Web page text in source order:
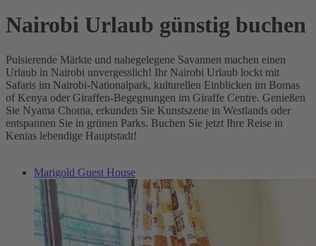
Nairobi Urlaub günstig buchen
Pulsierende Märkte und nahegelegene Savannen machen einen
Urlaub in Nairobi unvergesslich! Ihr Nairobi Urlaub lockt mit
Safaris im Nairobi-Nationalpark, kulturellen Einblicken im Bomas
of Kenya oder Giraffen-Begegnungen im Giraffe Centre. Genießen
Sie Nyama Choma, erkunden Sie Kunstszene in Westlands oder
entspannen Sie in grünen Parks. Buchen Sie jetzt Ihre Reise in
Kenias lebendige Hauptstadt!
Marigold Guest House